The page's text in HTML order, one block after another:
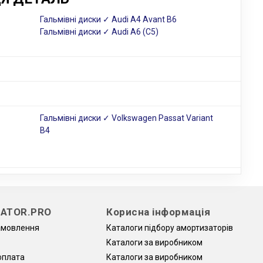
Гальмівні диски ✓ Audi A4 Avant B6
Гальмівні диски ✓ Audi A6 (C5)
Гальмівні диски ✓ Volkswagen Passat Variant
B4
Корисна інформація
Каталоги підбору амортизаторів
Каталоги за виробником
Каталоги за виробником